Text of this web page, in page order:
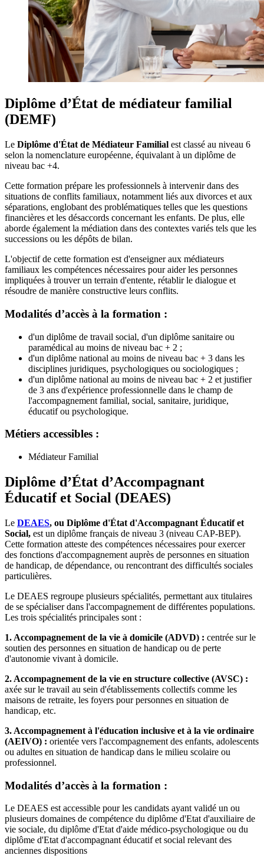
Diplôme d’État de médiateur familial
(DEMF)
Le Diplôme d'État de Médiateur Familial est classé au niveau 6
selon la nomenclature européenne, équivalant à un diplôme de
niveau bac +4.
Cette formation prépare les professionnels à intervenir dans des
situations de conflits familiaux, notamment liés aux divorces et aux
séparations, englobant des problématiques telles que les questions
financières et les désaccords concernant les enfants. De plus, elle
aborde également la médiation dans des contextes variés tels que les
successions ou les dépôts de bilan.
L'objectif de cette formation est d'enseigner aux médiateurs
familiaux les compétences nécessaires pour aider les personnes
impliquées à trouver un terrain d'entente, rétablir le dialogue et
résoudre de manière constructive leurs conflits.
Modalités d’accès à la formation :
d'un diplôme de travail social, d'un diplôme sanitaire ou
paramédical au moins de niveau bac + 2 ;
d'un diplôme national au moins de niveau bac + 3 dans les
disciplines juridiques, psychologiques ou sociologiques ;
d'un diplôme national au moins de niveau bac + 2 et justifier
de 3 ans d'expérience professionnelle dans le champ de
l'accompagnement familial, social, sanitaire, juridique,
éducatif ou psychologique.
Métiers accessibles :
Médiateur Familial
Diplôme d’État d’Accompagnant
Éducatif et Social (DEAES)
Le DEAES, ou Diplôme d'État d'Accompagnant Éducatif et
Social, est un diplôme français de niveau 3 (niveau CAP-BEP).
Cette formation atteste des compétences nécessaires pour exercer
des fonctions d'accompagnement auprès de personnes en situation
de handicap, de dépendance, ou rencontrant des difficultés sociales
particulières.
Le DEAES regroupe plusieurs spécialités, permettant aux titulaires
de se spécialiser dans l'accompagnement de différentes populations.
Les trois spécialités principales sont :
1. Accompagnement de la vie à domicile (ADVD) : centrée sur le
soutien des personnes en situation de handicap ou de perte
d'autonomie vivant à domicile.
2. Accompagnement de la vie en structure collective (AVSC) :
axée sur le travail au sein d'établissements collectifs comme les
maisons de retraite, les foyers pour personnes en situation de
handicap, etc.
3. Accompagnement à l'éducation inclusive et à la vie ordinaire
(AEIVO) : orientée vers l'accompagnement des enfants, adolescents
ou adultes en situation de handicap dans le milieu scolaire ou
professionnel.
Modalités d’accès à la formation :
Le DEAES est accessible pour les candidats ayant validé un ou
plusieurs domaines de compétence du diplôme d'Etat d'auxiliaire de
vie sociale, du diplôme d'Etat d'aide médico-psychologique ou du
diplôme d'Etat d'accompagnant éducatif et social relevant des
anciennes dispositions